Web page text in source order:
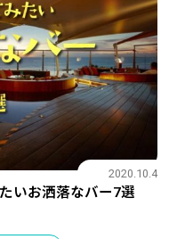
いお洒落なバー7選
2020.10.4